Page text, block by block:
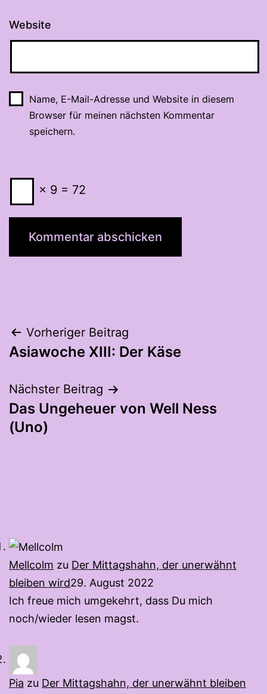
Website
Name, E-Mail-Adresse und Website in diesem
Browser für meinen nächsten Kommentar
speichern.
× 9 = 72
Beitragsnavigation
Vorheriger Beitrag
Asiawoche XIII: Der Käse
Nächster Beitrag
Das Ungeheuer von Well Ness
(Uno)
Mellcolm zu Der Mittagshahn, der unerwähnt
bleiben wird29. August 2022
Ich freue mich umgekehrt, dass Du mich
noch/wieder lesen magst.
Pia zu Der Mittagshahn, der unerwähnt bleiben